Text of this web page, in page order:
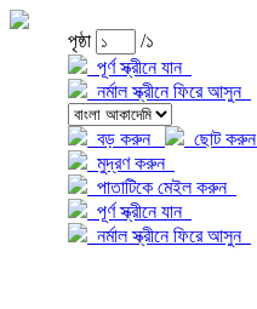
পৃষ্ঠা
/১
পূর্ণ স্ক্রীনে যান
নর্মাল স্ক্রীনে ফিরে আসুন
বড় করুন
ছোট করুন
মুদ্রণ করুন
পাতাটিকে মেইল করুন
পূর্ণ স্ক্রীনে যান
নর্মাল স্ক্রীনে ফিরে আসুন